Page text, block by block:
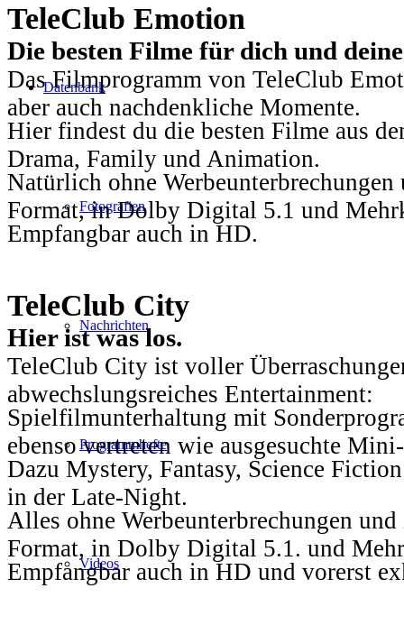
Datenbank
Fotografien
Nachrichten
Programmhefte
Videos
TeleClub Emotion
Die besten Filme für dich und
Das Filmprogramm von TeleClub
aber auch nachdenkliche Momente.
Hier findest du die besten Filme aus
Drama, Family und Animation.
Natürlich ohne
Format, in Dolby Digital 5.1 und
Empfangbar auch in HD.
TeleClub City
Hier ist was los.
TeleClub City ist voller
abwechslungsreiches Entertainment:
Spielfilmunterhaltung mit
ebenso vertreten wie ausgesuchte
Dazu Mystery, Fantasy, Science
in der Late-Night.
Alles ohne Werbeunterbrechungen
Format, in Dolby Digital 5.1. und
Empfangbar auch in HD und vorerst